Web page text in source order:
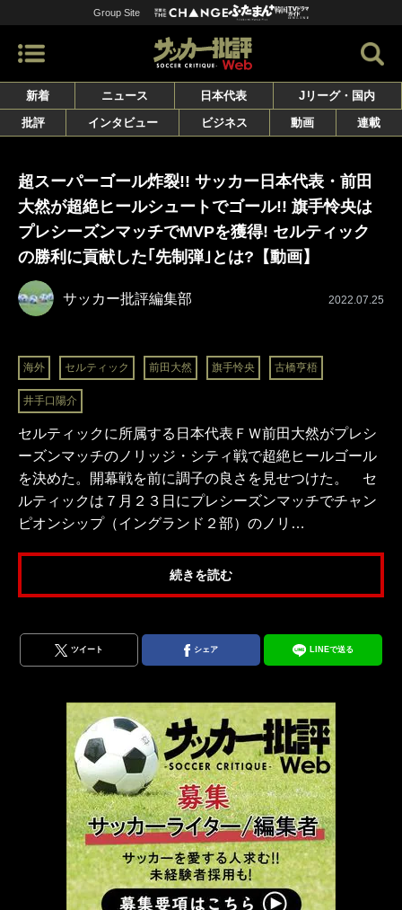
Group Site
新着 ニュース 日本代表
Jリーグ・国内
批評
インタビュー ビジネス 動画 連載
超スーパーゴール炸裂!! サッカー日本代表・前田
大然が超絶ヒールシュートでゴール!! 旗手怜央は
プレシーズンマッチでMVPを獲得! セルティック
の勝利に貢献した｢先制弾｣とは?【動画】
サッカー批評編集部 2022.07.25
海外 セルティック 前田大然 旗手怜央 古橋亨梧
井手口陽介
セルティックに所属する日本代表ＦＷ前田大然がプレシ
ーズンマッチのノリッジ・シティ戦で超絶ヒールゴール
を決めた。開幕戦を前に調子の良さを見せつけた。 セ
ルティックは７月２３日にプレシーズンマッチでチャン
ピオンシップ（イングランド２部）のノリ…
続きを読む
ツイート シェア LINEで送る